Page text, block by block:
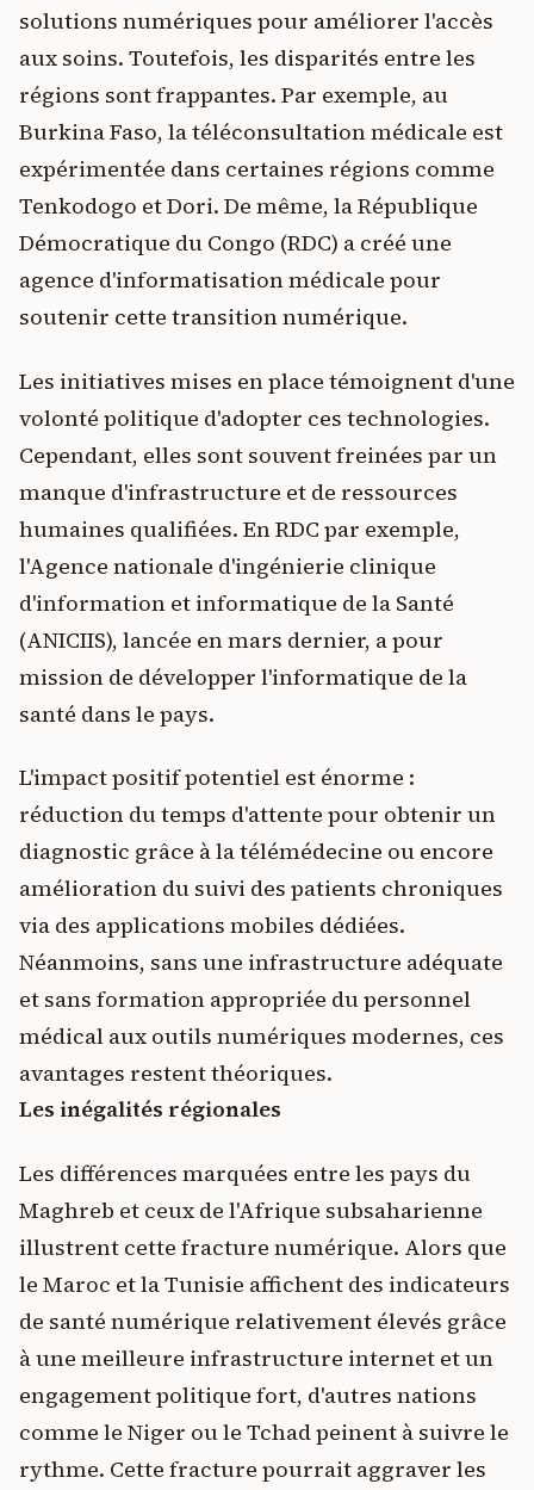
solutions numériques pour améliorer l'accès
aux soins. Toutefois, les disparités entre les
régions sont frappantes. Par exemple, au
Burkina Faso, la téléconsultation médicale est
expérimentée dans certaines régions comme
Tenkodogo et Dori. De même, la République
Démocratique du Congo (RDC) a créé une
agence d'informatisation médicale pour
soutenir cette transition numérique.
Les initiatives mises en place témoignent d'une
volonté politique d'adopter ces technologies.
Cependant, elles sont souvent freinées par un
manque d'infrastructure et de ressources
humaines qualifiées. En RDC par exemple,
l'Agence nationale d'ingénierie clinique
d'information et informatique de la Santé
(ANICIIS), lancée en mars dernier, a pour
mission de développer l'informatique de la
santé dans le pays.
L'impact positif potentiel est énorme :
réduction du temps d'attente pour obtenir un
diagnostic grâce à la télémédecine ou encore
amélioration du suivi des patients chroniques
via des applications mobiles dédiées.
Néanmoins, sans une infrastructure adéquate
et sans formation appropriée du personnel
médical aux outils numériques modernes, ces
avantages restent théoriques.
Les inégalités régionales
Les différences marquées entre les pays du
Maghreb et ceux de l'Afrique subsaharienne
illustrent cette fracture numérique. Alors que
le Maroc et la Tunisie affichent des indicateurs
de santé numérique relativement élevés grâce
à une meilleure infrastructure internet et un
engagement politique fort, d'autres nations
comme le Niger ou le Tchad peinent à suivre le
rythme. Cette fracture pourrait aggraver les